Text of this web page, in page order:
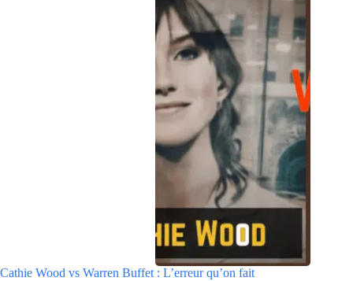
Cathie Wood vs Warren Buffet : L’erreur qu’on fait